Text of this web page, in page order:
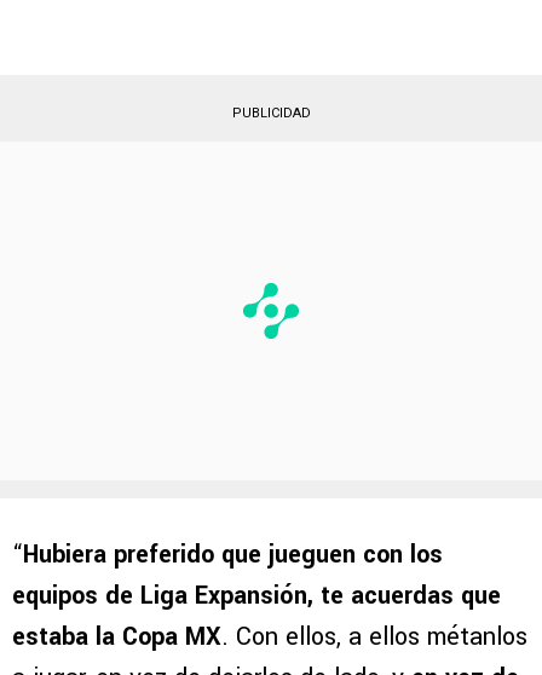
PUBLICIDAD
“Hubiera preferido que jueguen con los
equipos de Liga Expansión, te acuerdas que
estaba la Copa MX. Con ellos, a ellos métanlos